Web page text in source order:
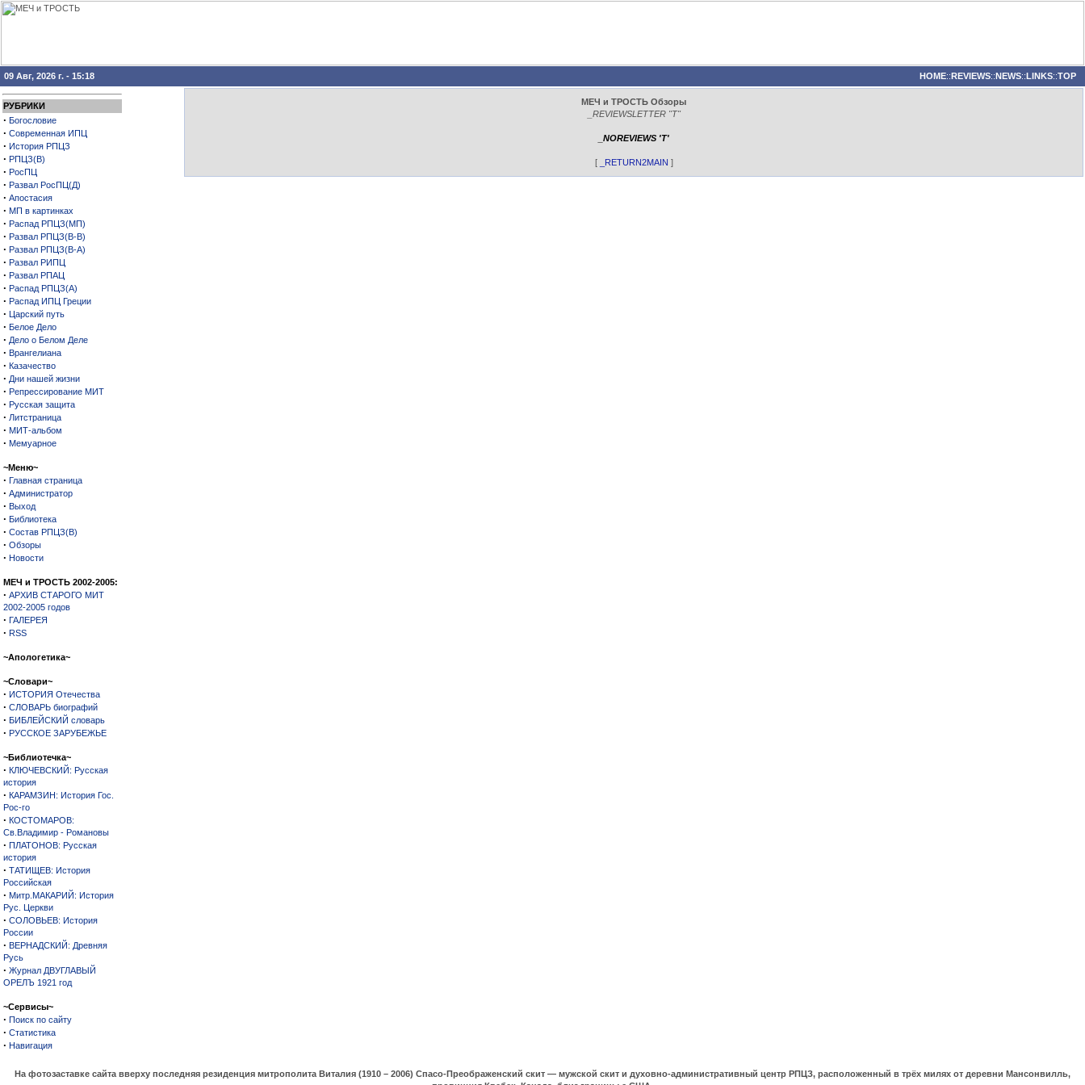
09 Авг, 2026 г. - 15:18 HOME::REVIEWS::NEWS::LINKS::TOP
РУБРИКИ
· Богословие
· Современная ИПЦ
· История РПЦЗ
· РПЦЗ(В)
· РосПЦ
· Развал РосПЦ(Д)
· Апостасия
· МП в картинках
· Распад РПЦЗ(МП)
· Развал РПЦЗ(В-В)
· Развал РПЦЗ(В-А)
· Развал РИПЦ
· Развал РПАЦ
· Распад РПЦЗ(А)
· Распад ИПЦ Греции
· Царский путь
· Белое Дело
· Дело о Белом Деле
· Врангелиана
· Казачество
· Дни нашей жизни
· Репрессирование МИТ
· Русская защита
· Литстраница
· МИТ-альбом
· Мемуарное
~Меню~
· Главная страница
· Администратор
· Выход
· Библиотека
· Состав РПЦЗ(В)
· Обзоры
· Новости
МЕЧ и ТРОСТЬ 2002-2005:
· АРХИВ СТАРОГО МИТ
2002-2005 годов
· ГАЛЕРЕЯ
· RSS
~Апологетика~
~Словари~
· ИСТОРИЯ Отечества
· СЛОВАРЬ биографий
· БИБЛЕЙСКИЙ словарь
· РУССКОЕ ЗАРУБЕЖЬЕ
~Библиотечка~
· КЛЮЧЕВСКИЙ: Русская
история
· КАРАМЗИН: История Гос.
Рос-го
· КОСТОМАРОВ:
Св.Владимир - Романовы
· ПЛАТОНОВ: Русская
история
· ТАТИЩЕВ: История
Российская
· Митр.МАКАРИЙ: История
Рус. Церкви
· СОЛОВЬЕВ: История
России
· ВЕРНАДСКИЙ: Древняя
Русь
· Журнал ДВУГЛАВЫЙ
ОРЕЛЪ 1921 год
~Сервисы~
· Поиск по сайту
· Статистика
· Навигация
МЕЧ и ТРОСТЬ Обзоры
_REVIEWSLETTER "T"
_NOREVIEWS 'T'
[ _RETURN2MAIN ]
На фотозаставке сайта вверху последняя резиденция митрополита Виталия (1910 – 2006) Спасо-Преображенский скит — мужской скит и духовно-административный центр РПЦЗ, расположенный в трёх милях от деревни Мансонвилль,